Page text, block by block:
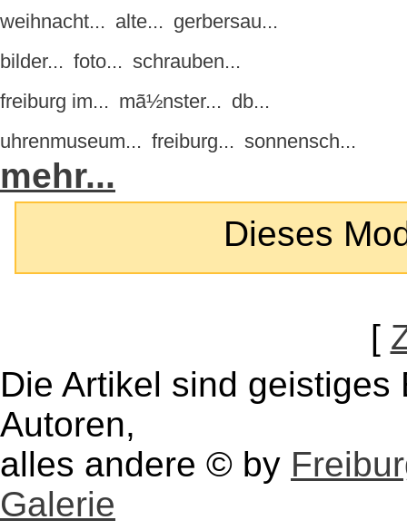
weihnacht... alte... gerbersau...
bilder... foto... schrauben...
freiburg im... mã½nster... db...
uhrenmuseum... freiburg... sonnensch...
mehr...
Dieses
[
Die Artikel sind
Autoren,
alles andere © by
Galerie